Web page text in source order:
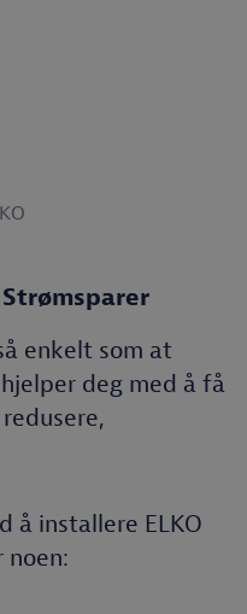
enkelt som at
deg med å få
å installere ELKO
noen: